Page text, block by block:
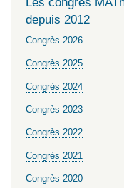
depuis 2012
Congrès 2026
Congrès 2025
Congrès 2024
Congrès 2023
Congrès 2022
Congrès 2021
Congrès 2020